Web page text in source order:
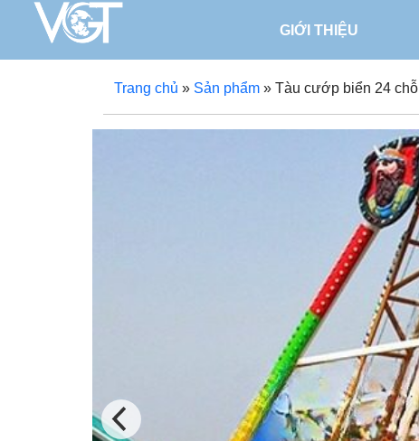
GIỚI THIỆU
Trang chủ » Sản phẩm » Tàu cướp biển 24 chỗ